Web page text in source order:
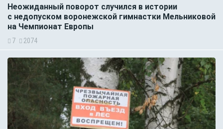
Неожиданный поворот случился в истории
с недопуском воронежской гимнастки Мельниковой
на Чемпионат Европы
7 2074